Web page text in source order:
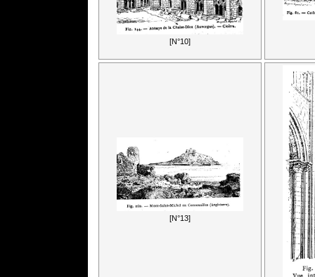
[N°10]
[N°13]